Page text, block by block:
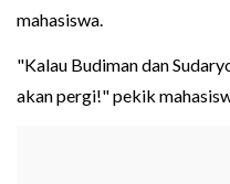
mahasiswa.
"Kalau Budiman dan
akan pergi!" pekik